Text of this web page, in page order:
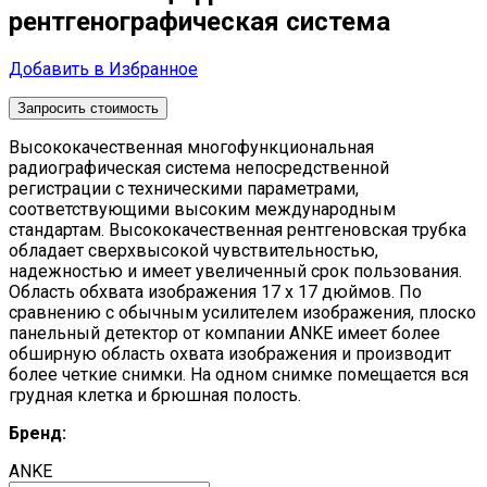
рентгенографическая система
Добавить в Избранное
Запросить стоимость
Высококачественная многофункциональная
радиографическая система непосредственной
регистрации с техническими параметрами,
соответствующими высоким международным
стандартам. Высококачественная рентгеновская трубка
обладает сверхвысокой чувствительностью,
надежностью и имеет увеличенный срок пользования.
Область обхвата изображения 17 х 17 дюймов. По
сравнению с обычным усилителем изображения, плоско
панельный детектор от компании ANKE имеет более
обширную область охвата изображения и производит
более четкие снимки. На одном снимке помещается вся
грудная клетка и брюшная полость.
Бренд:
ANKE